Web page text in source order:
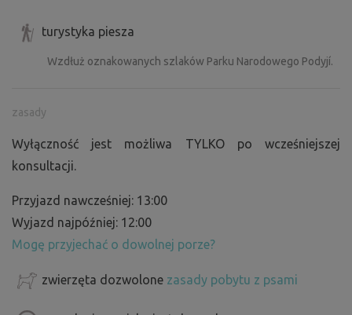
turystyka piesza
Wzdłuż oznakowanych szlaków Parku Narodowego Podyjí.
zasady
Wyłączność jest możliwa TYLKO po wcześniejszej
konsultacji.
Przyjazd nawcześniej: 13:00
Wyjazd najpóźniej: 12:00
Mogę przyjechać o dowolnej porze?
zwierzęta dozwolone zasady pobytu z psami